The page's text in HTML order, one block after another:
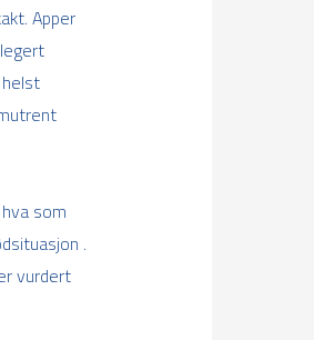
Apper
som
.
vurdert